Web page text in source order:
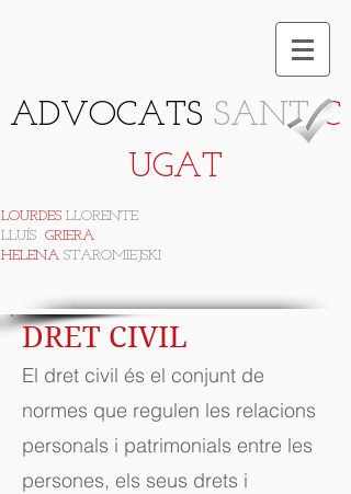
ADVOCATS SANT C
UGAT
LOURDES LLORENTE
LLUÍS GRIERA
HELENA STAROMIEJSKI
DRET CIVIL
El dret civil és el conjunt de
normes que regulen les relacions
personals i patrimonials entre les
persones, els seus drets i